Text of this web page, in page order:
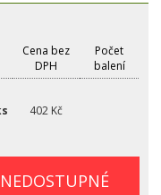
Cena bez
DPH
Počet
balení
402 Kč